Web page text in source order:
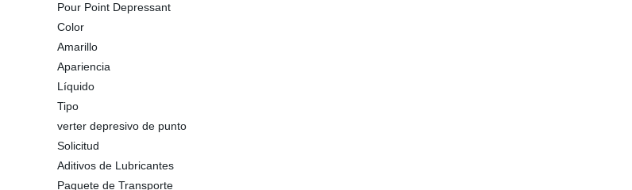
Pour Point Depressant
Color
Amarillo
Apariencia
Líquido
Tipo
verter depresivo de punto
Solicitud
Aditivos de Lubricantes
Paquete de Transporte